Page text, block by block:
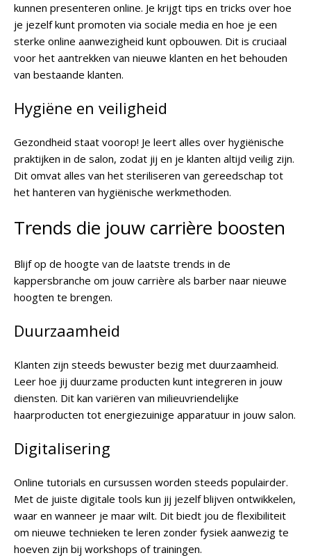
kunnen presenteren online. Je krijgt tips en tricks over hoe
je jezelf kunt promoten via sociale media en hoe je een
sterke online aanwezigheid kunt opbouwen. Dit is cruciaal
voor het aantrekken van nieuwe klanten en het behouden
van bestaande klanten.
Hygiëne en veiligheid
Gezondheid staat voorop! Je leert alles over hygiënische
praktijken in de salon, zodat jij en je klanten altijd veilig zijn.
Dit omvat alles van het steriliseren van gereedschap tot
het hanteren van hygiënische werkmethoden.
Trends die jouw carrière boosten
Blijf op de hoogte van de laatste trends in de
kappersbranche om jouw carrière als barber naar nieuwe
hoogten te brengen.
Duurzaamheid
Klanten zijn steeds bewuster bezig met duurzaamheid.
Leer hoe jij duurzame producten kunt integreren in jouw
diensten. Dit kan variëren van milieuvriendelijke
haarproducten tot energiezuinige apparatuur in jouw salon.
Digitalisering
Online tutorials en cursussen worden steeds populairder.
Met de juiste digitale tools kun jij jezelf blijven ontwikkelen,
waar en wanneer je maar wilt. Dit biedt jou de flexibiliteit
om nieuwe technieken te leren zonder fysiek aanwezig te
hoeven zijn bij workshops of trainingen.